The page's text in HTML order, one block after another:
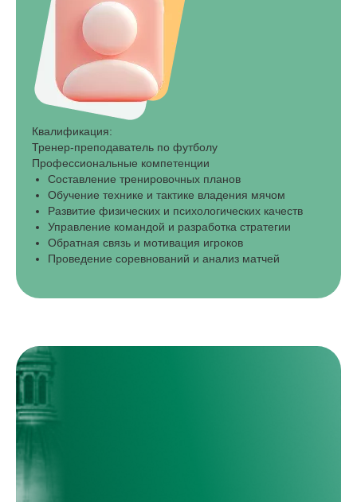
Квалификация:
Тренер‑преподаватель по футболу
Профессиональные компетенции
Составление тренировочных планов
Обучение технике и тактике владения мячом
Развитие физических и психологических качеств
Управление командой и разработка стратегии
Обратная связь и мотивация игроков
Проведение соревнований и анализ матчей